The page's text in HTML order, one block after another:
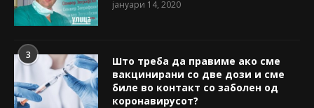
јануари 14, 2020
3
Што треба да правиме ако сме
вакцинирани со две дози и сме
биле во контакт со заболен од
коронавирусот?